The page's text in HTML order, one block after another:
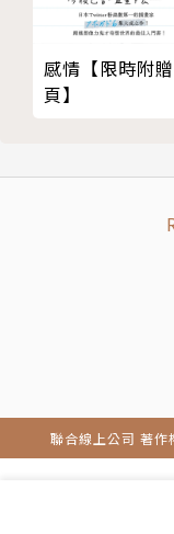
感情【限時附
頁】
聯合線上公司 著